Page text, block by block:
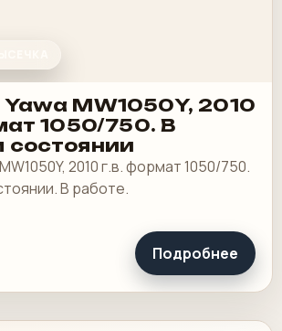
MW1050Y, 2010
1050/750. В
2010 г.в. формат 1050/750.
В работе.
Подробнее